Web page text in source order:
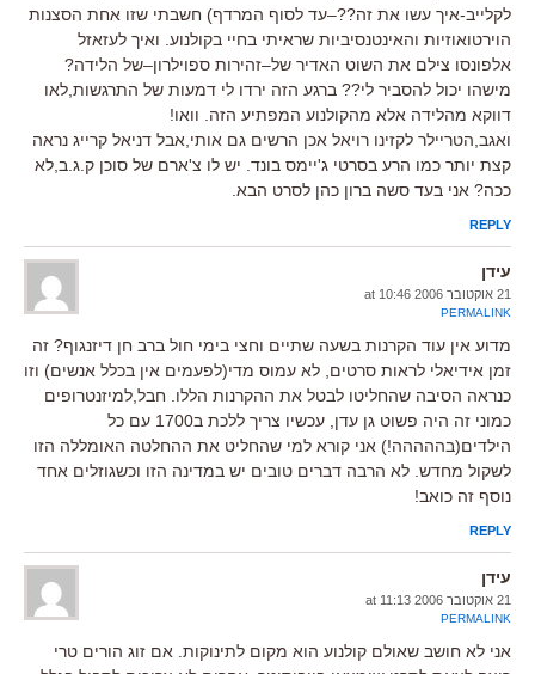
לקלייב-איך עשו את זה??–עד לסוף המרדף) חשבתי שזו אחת הסצנות
הוירטואוזיות והאינטנסיביות שראיתי בחיי בקולנוע. ואיך לעזאזל
אלפונסו צילם את השוט האדיר של–זהירות ספוילרון–של הלידה?
מישהו יכול להסביר לי?? ברגע הזה ירדו לי דמעות של התרגשות,לאו
דווקא מהלידה אלא מהקולנוע המפתיע הזה. וואו!
ואגב,הטריילר לקזינו רויאל אכן הרשים גם אותי,אבל דניאל קרייג נראה
קצת יותר כמו הרע בסרטי ג'יימס בונד. יש לו צ'ארם של סוכן ק.ג.ב,לא
ככה? אני בעד סשה ברון כהן לסרט הבא.
REPLY
עידן
21 אוקטובר 2006 at 10:46
PERMALINK
מדוע אין עוד הקרנות בשעה שתיים וחצי בימי חול ברב חן דיזנגוף? זה
זמן אידיאלי לראות סרטים, לא עמוס מדי(לפעמים אין בכלל אנשים) וזו
כנראה הסיבה שהחליטו לבטל את ההקרנות הללו. חבל,למיזנטרופים
כמוני זה היה פשוט גן עדן, עכשיו צריך ללכת ב1700 עם כל
הילדים(בההההה!) אני קורא למי שהחליט את ההחלטה האומללה הזו
לשקול מחדש. לא הרבה דברים טובים יש במדינה הזו וכשגוזלים אחד
נוסף זה כואב!
REPLY
עידן
21 אוקטובר 2006 at 11:13
PERMALINK
אני לא חושב שאולם קולנוע הוא מקום לתינוקות. אם זוג הורים טרי